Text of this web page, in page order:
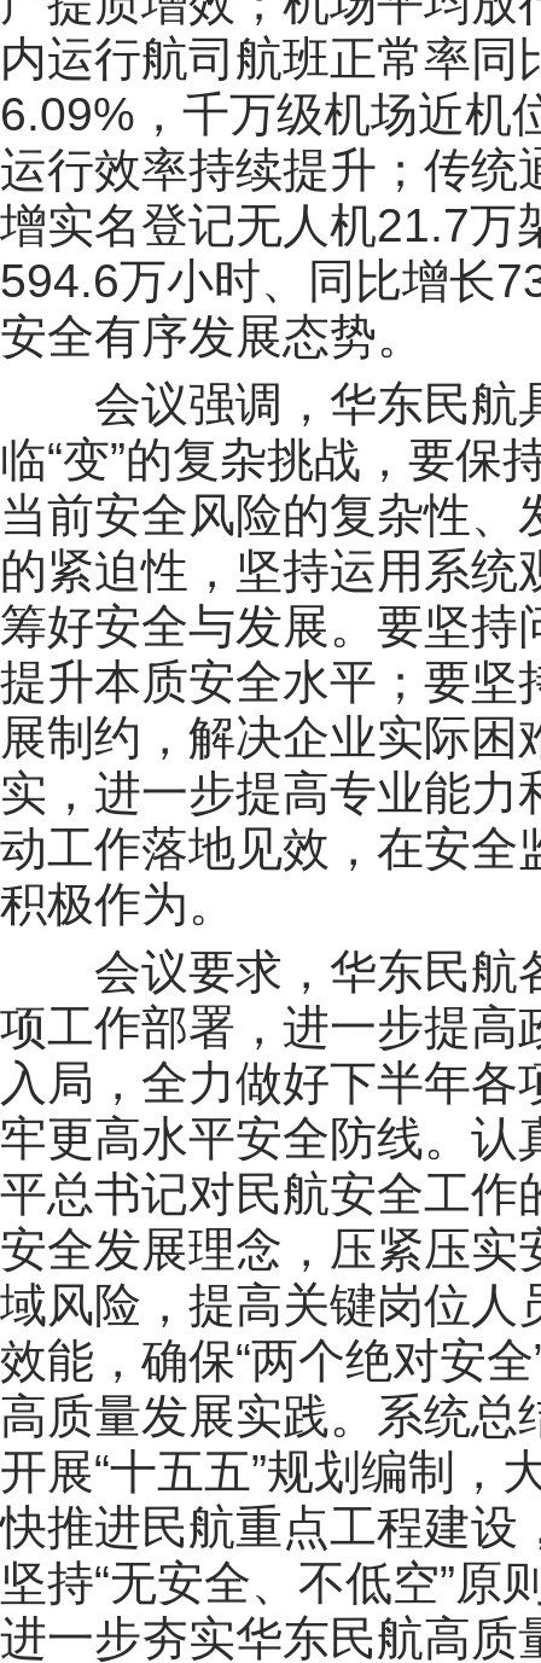
内运行航司航班正常率
6.09%，千万级机场近机
运行效率持续提升；传
增实名登记无人机21.7万
594.6万小时、同比增长
安全有序发展态势。
会议强调，华东民航具
临“变”的复杂挑战，要保
当前安全风险的复杂性
的紧迫性，坚持运用系
筹好安全与发展。要坚持
提升本质安全水平；要坚
展制约，解决企业实际
实，进一步提高专业能
动工作落地见效，在安全
积极作为。
会议要求，华东民航
项工作部署，进一步提高
入局，全力做好下半年
牢更高水平安全防线。认
平总书记对民航安全工作
安全发展理念，压紧压实
域风险，提高关键岗位人
效能，确保“两个绝对安
高质量发展实践。系统总
开展“十五五”规划编制，
快推进民航重点工程建设
坚持“无安全、不低空”原
进一步夯实华东民航高质